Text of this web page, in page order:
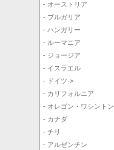
- オーストリア
- ブルガリア
- ハンガリー
- ルーマニア
- ジョージア
- イスラエル
- ドイツ->
- カリフォルニア
- オレゴン・ワシントン
- カナダ
- チリ
- アルゼンチン